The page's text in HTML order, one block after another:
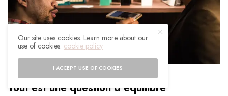
Tout est une question d’équilibre
Our site uses cookies. Learn more about our
use of cookies: cookie policy
I ACCEPT USE OF COOKIES